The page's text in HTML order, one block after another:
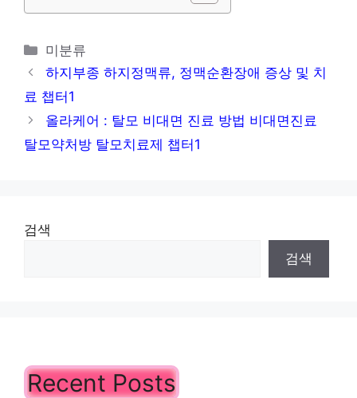
챕터1
카
테
고
미분류
하지부종 하지정맥류, 정맥순환장애 증상 및 치
료 챕터1
올라케어 : 탈모 비대면 진료 방법 비대면진료
탈모약처방 탈모치료제 챕터1
검색
검색
Recent Posts